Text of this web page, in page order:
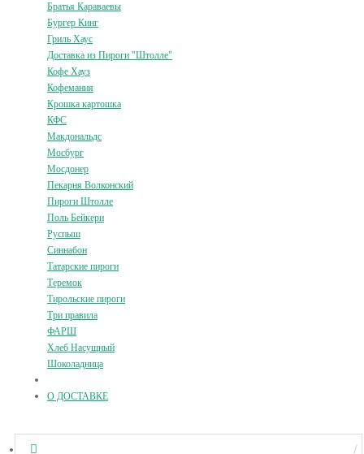
Братья Караваевы
Бургер Кинг
Гриль Хаус
Доставка из Пироги "Штолле"
Кофе Хауз
Кофемания
Крошка картошка
КФС
Макдональдс
Мосбург
Мосдонер
Пекарня Волконский
Пироги Штолле
Поль Бейкери
Руспыш
Синнабон
Татарские пироги
Теремок
Тирольские пироги
Три правила
ФАРШ
Хлеб Насущный
Шоколадница
О ДОСТАВКЕ